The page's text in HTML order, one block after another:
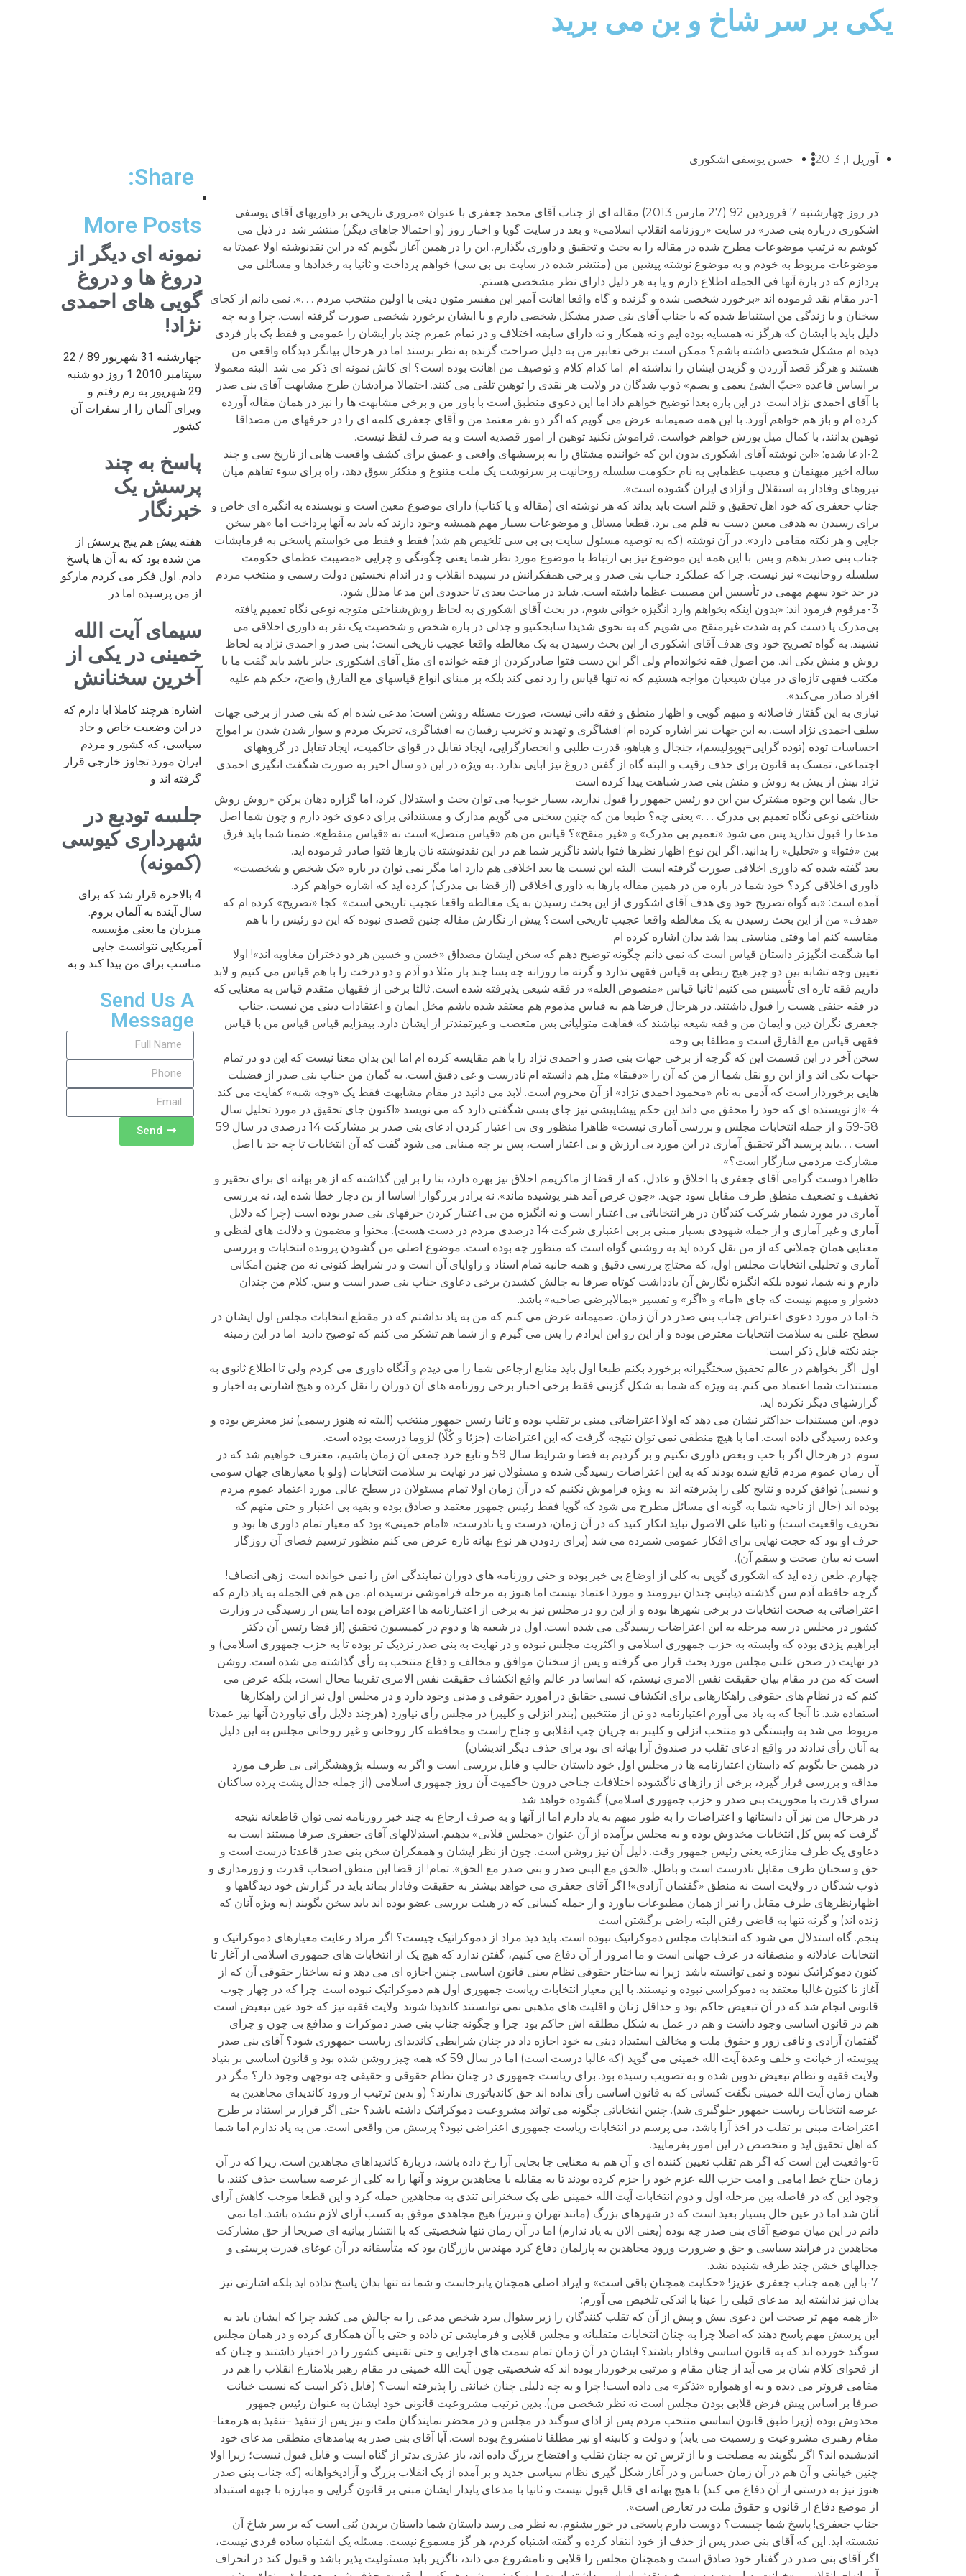
یکی بر سر شاخ و بن می برید
آوریل 1, 2013 حسن یوسفی اشکوری
در روز چهارشنبه 7 فروردین 92 (27 مارس 2013) مقاله ای از جناب آقای محمد جعفری با عنوان «مروری تاریخی بر داوریهای آقای یوسفی
اشکوری درباره بنی صدر» در سایت «روزنامه انقلاب اسلامی» و بعد در سایت گویا و اخبار روز (و احتمالا جاهای دیگر) منتشر شد. در ذیل می
کوشم به ترتیب موضوعات مطرح شده در مقاله را به بحث و تحقیق و داوری بگذارم. این را در همین آغاز بگویم که در این نقدنوشته اولا عمدتا به
موضوعات مربوط به خودم و به موضوع نوشته پیشین من (منتشر شده در سایت بی بی سی) خواهم پرداخت و ثانیا به رخدادها و مسائلی می
پردازم که در بارة آنها فی الجمله اطلاع دارم و یا به هر دلیل دارای نظر مشخصی هستم.
1-در مقام نقد فرموده اند «برخورد شخصی شده و گزنده و گاه واقعا اهانت آمیز این مفسر متون دینی با اولین منتخب مردم . . .». نمی دانم از کجای
سخنان و یا زندگی من استنباط شده که با جناب آقای بنی صدر مشکل شخصی دارم و با ایشان برخورد شخصی صورت گرفته است. چرا و به چه
دلیل باید با ایشان که هرگز نه همسایه بوده ایم و نه همکار و نه دارای سابقه اختلاف و در تمام عمرم چند بار ایشان را عمومی و فقط یک بار فردی
دیده ام مشکل شخصی داشته باشم؟ ممکن است برخی تعابیر من به دلیل صراحت گزنده به نظر برسند اما در هرحال بیانگر دیدگاه واقعی من
هستند و هرگز قصد آزردن و گزیدن ایشان را نداشته ام. اما کدام کلام و توصیف من اهانت بوده است؟ ای کاش نمونه ای ذکر می شد. البته معمولا
بر اساس قاعده «حبّ الشئ یعمی و یصم» ذوب شدگان در ولایت هر نقدی را توهین تلفی می کنند. احتمالا مرادشان طرح مشابهت آقای بنی صدر
با آقای احمدی نژاد است. در این باره بعدا توضیح خواهم داد اما این دعوی منطبق است با باور من و برخی مشابهت ها را نیز در همان مقاله آورده
کرده ام و باز هم خواهم آورد. با این همه صمیمانه عرض می گویم که اگر دو نفر معتمد من و آقای جعفری کلمه ای را در حرفهای من مصداقا
توهین بدانند، با کمال میل پوزش خواهم خواست. فراموش نکنید توهین از امور قصدیه است و به صرف لفظ نیست.
2-ادعا شده: «این نوشته آقای اشکوری بدون این که خواننده مشتاق را به پرسشهای واقعی و عمیق برای کشف واقعیت هایی از تاریخ سی و چند
ساله اخیر میهنمان و مصیب عظمایی به نام حکومت سلسله روحانیت بر سرنوشت یک ملت متنوع و متکثر سوق دهد، راه برای سوء تفاهم میان
نیروهای وفادار به استقلال و آزادی ایران گشوده است».
جناب حعفری که خود اهل تحقیق و قلم است باید بداند که هر نوشته ای (مقاله و یا کتاب) دارای موضوع معین است و نویسنده به انگیزه ای خاص و
برای رسیدن به هدفی معین دست به قلم می برد. قطعا مسائل و موضوعات بسیار مهم همیشه وجود دارند که باید به آنها پرداخت اما «هر سخن
جایی و هر نکته مقامی دارد». در آن نوشته (که به توصیه مسئول سایت بی بی سی تلخیص هم شد) فقط و فقط می خواستم پاسخی به فرمایشات
جناب بنی صدر بدهم و بس. با این همه این موضوع نیز بی ارتباط با موضوع مورد نظر شما یعنی چگونگی و چرایی «مصیبت عظمای حکومت
سلسله روحانیت» نیز نیست. چرا که عملکرد جناب بنی صدر و برخی همفکرانش در سپیده انقلاب و در اندام نخستین دولت رسمی و منتخب مردم
در حد خود سهم مهمی در تأسیس این مصیبت عظما داشته است. شاید در مباحث بعدی تا حدودی این مدعا مدلل شود.
3-مرقوم فرمود اند: «بدون اینکه بخواهم وارد انگیزه خوانی شوم، در بحث آقای اشکوری به لحاظ روش‌شناختی متوجه نوعی نگاه تعمیم یافته
بی‌مدرک یا دست کم به شدت غیرمنقح می شویم که به نحوی شدیدا سابجکتیو و جدلی در باره شخص و شخصیت‌ یک نفر به داوری اخلاقی می
نشیند. به گواه تصریح خود وی هدف آقای اشکوری از این بحث رسیدن به یک مغالطه واقعا عجیب تاریخی است؛ بنی صدر و احمدی نژاد به لحاظ
روش و منش یکی اند. من اصول فقه نخوانده‌ام ولی اگر این دست فتوا صادرکردن از فقه خوانده ای مثل آقای اشکوری جایز باشد باید گفت ما با
مکتب فقهی تازه‌ای در میان شیعیان مواجه هستیم که نه تنها قیاس را رد نمی کند بلکه بر مبنای انواع قیاسهای مع الفارق واضح، حکم هم علیه
افراد صادر می‌کند».
نیازی به این گفتار فاضلانه و مبهم گویی و اظهار منطق و فقه دانی نیست، صورت مسئله روشن است: مدعی شده ام که بنی صدر از برخی جهات
سلف احمدی نژاد است. به این جهات نیز اشاره کرده ام: افشاگری و تهدید و تخریب رقیبان به افشاگری، تحریک مردم و سوار شدن شدن بر امواج
احساسات توده (توده گرایی=پوپولیسم)، جنجال و هیاهو، قدرت طلبی و انحصارگرایی، ایجاد تقابل در قوای حاکمیت، ایجاد تقابل در گروههای
اجتماعی، تمسک به قانون برای حذف رقیب و البته گاه از گفتن دروغ نیز ابایی ندارد. به ویژه در این دو سال اخیر به صورت شگفت انگیزی احمدی
نژاد بیش از پیش به روش و منش بنی صدر شباهت پیدا کرده است.
حال شما این وجوه مشترک بین این دو رئیس جمهور را قبول ندارید، بسیار خوب! می توان بحث و استدلال کرد، اما گزاره دهان پرکن «روش روش
شناختی نوعی نگاه تعمیم بی مدرک . . .» یعنی چه؟ طبعا من که چنین سخنی می گویم مدارک و مستنداتی برای دعوی خود دارم و چون شما اصل
مدعا را قبول ندارید پس می شود «تعمیم بی مدرک» و «غیر منقح»؟ قیاس من هم «قیاس متصل» است نه «قیاس منقطع». ضمنا شما باید فرق
بین «فتوا» و «تحلیل» را بدانید. اگر این نوع اظهار نظرها فتوا باشد ناگزیر شما هم در این نقدنوشته تان بارها فتوا صادر فرموده اید.
بعد گفته شده که داوری اخلاقی صورت گرفته است. البته این نسبت ها بعد اخلاقی هم دارد اما مگر نمی توان در باره «یک شخص و شخصیت»
داوری اخلاقی کرد؟ خود شما در باره من در همین مقاله بارها به داوری اخلاقی (از قضا بی مدرک) کرده اید که اشاره خواهم کرد.
آمده است: «به گواه تصریح خود وی هدف آقای اشکوری از این بحث رسیدن به یک مغالطه واقعا عجیب تاریخی است». کجا «تصریح» کرده ام که
«هدف» من از این بحث رسیدن به یک مغالطه واقعا عجیب تاریخی است؟ پیش از نگارش مقاله چنین قصدی نبوده که این دو رئیس را با هم
مقایسه کنم اما وقتی مناستی پیدا شد بدان اشاره کرده ام.
اما شگفت انگیزتر داستان قیاس است که نمی دانم چگونه توضیح دهم که سخن ایشان مصداق «خسن و خسین هر دو دختران مغاویه اند»! اولا
تعیین وجه تشابه بین دو چیز هیچ ربطی به قیاس فقهی ندارد و گرنه ما روزانه چه بسا چند بار مثلا دو آدم و دو درخت را با هم قیاس می کنیم و لابد
داریم فقه تازه ای تأسیس می کنیم! ثانیا قیاس «منصوص العله» در فقه شیعی پذیرفته شده است. ثالثا برخی از فقیهان متقدم قیاس به معنایی که
در فقه حنفی هست را قبول داشتند. در هرحال فرضا هم به قیاس مذموم هم معتقد شده باشم مخل ایمان و اعتقادات دینی من نیست. جناب
جعفری نگران دین و ایمان من و فقه شیعه نباشند که فقاهت متولیانی بس متعصب و غیرتمندتر از ایشان دارد. بیفزایم قیاس قیاس من با قیاس
فقهی قیاس مع الفارق است و مطلقا بی وجه.
سخن آخر در این قسمت این که گرچه از برخی جهات بنی صدر و احمدی نژاد را با هم مقایسه کرده ام اما این بدان معنا نیست که این دو در تمام
جهات یکی اند و از این رو نقل شما از من که آن را «دقیقا» مثل هم دانسته ام نادرست و غی دقیق است. به گمان من جناب بنی صدر از فضیلت
هایی برخوردار است که آدمی به نام «محمود احمدی نژاد» از آن محروم است. لابد می دانید در مقام مشابهت فقط یک «وجه شبه» کفایت می کند.
4-«از نویسنده ای که خود را محقق می داند این حکم پیشاپیشی نیز جای بسی شگفتی دارد که می نویسد «اکنون جای تحقیق در مورد تحلیل سال
58-59 و از جمله انتخابات مجلس و بررسی آماری نیست» ظاهرا منظور وی بی اعتبار کردن ادعای بنی صدر بر مشارکت 14 درصدی در سال 59
است . . .باید پرسید اگر تحقیق آماری در این مورد بی ارزش و بی اعتبار است، پس بر چه مبنایی می شود گفت که آن انتخابات تا چه حد با اصل
مشارکت مردمی سازگار است؟».
ظاهرا دوست گرامی آقای جعفری با اخلاق و عادل، که از قضا از ماکزیمم اخلاق نیز بهره دارد، بنا را بر این گذاشته که از هر بهانه ای برای تحقیر و
تخفیف و تضعیف منطق طرف مقابل سود جوید. «چون غرض آمد هنر پوشیده ماند». نه برادر بزرگوار! اساسا از بن دچار خطا شده اید، نه بررسی
آماری در مورد شمار شرکت کندگان در هر انتخاباتی بی اعتبار است و نه انگیزه من بی اعتبار کردن حرفهای بنی صدر بوده است (چرا که دلایل
آماری و غیر آماری و از جمله شهودی بسیار مبنی بر بی اعتباری شرکت 14 درصدی مردم در دست هست). محتوا و مضمون و دلالت های لفظی و
معنایی همان جملاتی که از من نقل کرده اید به روشنی گواه است که منظور چه بوده است. موضوع اصلی من گشودن پرونده انتخابات و بررسی
آماری و تحلیلی انتخابات مجلس اول، که محتاج بررسی دقیق و همه جانبه تمام اسناد و زاوایای آن است و در شرایط کنونی نه من چنین امکانی
دارم و نه شما، نبوده بلکه انگیزه نگارش آن یادداشت کوتاه صرفا به چالش کشیدن برخی دعاوی جناب بنی صدر است و بس. کلام من چندان
دشوار و مبهم نیست که جای «اما» و «اگر» و تفسیر «بمالایرضی صاحبه» باشد.
5-اما در مورد دعوی اعتراض جناب بنی صدر در آن زمان. صمیمانه عرض می کنم که من به یاد نداشتم که در مقطع انتخابات مجلس اول ایشان در
سطح علنی به سلامت انتخابات معترض بوده و از این رو این ایرادم را پس می گیرم و از شما هم تشکر می کنم که توضیح دادید. اما در این زمینه
چند نکته قابل ذکر است:
اول. اگر بخواهم در عالم تحقیق سختگیرانه برخورد بکنم طبعا اول باید منابع ارجاعی شما را می دیدم و آنگاه داوری می کردم ولی تا اطلاع ثانوی به
مستندات شما اعتماد می کنم. به ویژه که شما به شکل گزینی فقط برخی اخبار برخی روزنامه های آن دوران را نقل کرده و هیچ اشارتی به اخبار و
گزارشهای دیگر نکرده اید.
دوم. این مستندات جداکثر نشان می دهد که اولا اعتراضاتی مبنی بر تقلب بوده و ثانیا رئیس جمهور منتخب (البته نه هنوز رسمی) نیز معترض بوده و
وعده رسیدگی داده است. اما با هیچ منطقی نمی توان نتیجه گرفت که این اعتراضات (جزئا و کُلّا) لزوما درست بوده است.
سوم. در هرحال اگر با حب و بغض داوری نکنیم و بر گردیم به فضا و شرایط سال 59 و تابع خرد جمعی آن زمان باشیم، معترف خواهیم شد که در
آن زمان عموم مردم قانع شده بودند که به این اعتراضات رسیدگی شده و مسئولان نیز در نهایت بر سلامت انتخابات (ولو با معیارهای جهان سومی
و نسبی) توافق کرده و نتایج کلی را پذیرفته اند. به ویژه فراموش نکنیم که در آن زمان اولا تمام مسئولان در سطح عالی مورد اعتماد عموم مردم
بوده اند (حال از ناحیه شما به گونه ای مسائل مطرح می شود که گویا فقط رئیس جمهور معتمد و صادق بوده و بقیه بی اعتبار و حتی متهم که
تحریف واقعیت است) و ثانیا علی الاصول نباید انکار کنید که در آن زمان، درست و یا نادرست، «امام خمینی» بود که معیار تمام داوری ها بود و
حرف او بود که حجت نهایی برای افکار عمومی شمرده می شد (برای زدودن هر نوع بهانه تازه عرض می کنم منظور ترسیم فضای آن روزگار
است نه بیان صحت و سقم آن).
چهارم. طعن زده اید که اشکوری گویی به کلی از اوضاع بی خبر بوده و حتی روزنامه های دوران نمایندگی اش را نمی خوانده است. زهی انصاف!
گرچه حافظه آدم سن گذشته دیابتی چندان نیرومند و مورد اعتماد نیست اما هنوز به مرحله فراموشی نرسیده ام. من هم فی الجمله به یاد دارم که
اعتراضاتی به صحت انتخابات در برخی شهرها بوده و از این رو در مجلس نیز به برخی از اعتبارنامه ها اعتراض بوده اما پس از رسیدگی در وزارت
کشور در مجلس در سه مرحله به این اعتراضات رسیدگی می شده است. اول در شعبه ها و دوم در کمیسیون تحقیق (از قضا رئیس آن دکتر
ابراهیم یزدی بوده که وابسته به حزب جمهوری اسلامی و اکثریت مجلس نبوده و در نهایت به بنی صدر نزدیک تر بوده تا به حزب جمهوری اسلامی) و
در نهایت در صحن علنی مجلس مورد بحث قرار می گرفته و پس از سخنان موافق و مخالف و دفاع منتخب به رأی گذاشته می شده است. روشن
است که من در مقام بیان حقیقت نفس الامری نیستم، که اساسا در عالم واقع انکشاف حقیقت نفس الامری تقریبا محال است، بلکه عرض می
کنم که در نظام های حقوقی راهکارهایی برای انکشاف نسبی حقایق در امورد حقوقی و مدنی وجود دارد و در مجلس اول نیز از این راهکارها
استفاده شد. تا آنجا که به یاد می آورم اعتبارنامه دو تن از منتخبین (بندر انزلی و کلیبر) در مجلس رأی نیاورد (هرچند دلایل رأی نیاوردن آنها نیز عمدتا
مربوط می شد به وابستگی دو منتخب انزلی و کلیبر به جریان چپ انقلابی و جناح راست و محافظه کار روحانی و غیر روحانی مجلس به این دلیل
به آنان رأی ندادند در واقع ادعای تقلب در صندوق آرا بهانه ای بود برای حذف دیگر اندیشان).
در همین جا بگویم که داستان اعتبارنامه ها در مجلس اول خود داستان جالب و قابل بررسی است و اگر به وسیله پژوهشگرانی بی طرف مورد
مداقه و بررسی قرار گیرد، برخی از رازهای ناگشوده اختلافات جناحی درون حاکمیت آن روز جمهوری اسلامی (از جمله جدال پشت پرده ساکنان
سرای قدرت با محوریت بنی صدر و حزب جمهوری اسلامی) گشوده خواهد شد.
در هرحال من نیز آن داستانها و اعتراضات را به طور مبهم به یاد دارم اما از آنها و به صرف ارجاع به چند خبر روزنامه نمی توان قاطعانه نتیجه
گرفت که پس کل انتخابات مخدوش بوده و به مجلس برآمده از آن عنوان «مجلس قلابی» بدهیم. استدلالهای آقای جعفری صرفا مستند است به
دعاوی یک طرف منازعه یعنی رئیس جمهور وقت. دلیل آن نیز روشن است. چون از نظر ایشان و همفکران سخن بنی صدر قاعدتا درست است و
حق و سخنان طرف مقابل نادرست است و باطل. «الحق مع البنی صدر و بنی صدر مع الحق». تمام! از قضا این منطق اصحاب قدرت و زورمداری و
ذوب شدگان در ولایت است نه منطق «گفتمان آزادی»! اگر آقای جعفری می خواهد بیشتر به حقیقت وفادار بماند باید در گزارش خود دیدگاهها و
اظهارنظرهای طرف مقابل را نیز از همان مطبوعات بیاورد و از جمله کسانی که در هیئت بررسی عضو بوده اند باید سخن بگویند (به ویژه آنان که
زنده اند) و گرنه تنها به قاضی رفتن البته راضی برگشتن است.
پنجم. گاه استدلال می شود که انتخابات مجلس دموکراتیک نبوده است. باید دید مراد از دموکراتیک چیست؟ اگر مراد رعایت معیارهای دموکراتیک و
انتخابات عادلانه و منصفانه در عرف جهانی است و ما امروز از آن دفاع می کنیم، گفتن ندارد که هیچ یک از انتخابات های جمهوری اسلامی از آغاز تا
کنون دموکراتیک نبوده و نمی توانسته باشد. زیرا نه ساختار حقوقی نظام یعنی قانون اساسی چنین اجازه ای می دهد و نه ساختار حقوقی آن که از
آغاز تا کنون غالبا معتقد به دموکراسی نبوده و نیستند. با این معیار انتخابات ریاست جمهوری اول هم دموکراتیک نبوده است. چرا که در چهار چوب
قانونی انجام شد که در آن تبعیض حاکم بود و حداقل زنان و اقلیت های مذهبی نمی توانستند کاندیدا شوند. ولایت فقیه نیز که خود عین تبعیض است
هم در قانون اساسی وجود داشت و هم در عمل به شکل مطلقه اش حاکم بود. چرا و چگونه جناب بنی صدر دموکرات و مدافع بی چون و چرای
گفتمان آزادی و نافی زور و حقوق ملت و مخالف استبداد دینی به خود اجازه داد در چنان شرایطی کاندیدای ریاست جمهوری شود؟ آقای بنی صدر
پیوسته از خیانت و خلف وعدة آیت الله خمینی می گوید (که غالبا درست است) اما در سال 59 که همه چیز روشن شده بود و قانون اساسی بر بنیاد
ولایت فقیه و نظام تبعیض تدوین شده و به تصویب رسیده بود. برای ریاست جمهوری در چنان نظام حقوقی و حقیقی چه توجهی وجود دار؟ مگر در
همان زمان آیت الله خمینی نگفت کسانی که به قانون اساسی رأی نداده اند حق کاندیاتوری ندارند؟ (و بدین ترتیب از ورود کاندیدای مجاهدین به
عرصه انتخابات ریاست جمهور جلوگیری شد). چنین انتخاباتی چگونه می تواند مشروعیت دموکراتیک داشته باشد؟ حتی اگر قرار بر استناد بر طرح
اعتراضات مبنی بر تقلب در اخذ آرا باشد، می پرسم در انتخابات ریاست جمهوری اعتراضی نبود؟ پرسش من واقعی است. من به یاد ندارم اما شما
که اهل تحقیق اید و متخصص در این امور بفرمایید.
6-واقعیت این است که اگر هم تقلب تعیین کننده ای و آن هم به معنایی جا بجایی آرا رخ داده باشد، دربارة کاندیداهای مجاهدین است. زیرا که در آن
زمان جناح خط امامی و امت حزب الله عزم خود را جزم کرده بودند تا به مقابله با مجاهدین بروند و آنها را به کلی از عرصه سیاست حذف کنند. با
وجود این که در فاصله بین مرحله اول و دوم انتخابات آیت الله خمینی طی یک سخنرانی تندی به مجاهدین حمله کرد و این قطعا موجب کاهش آرای
آنان شد اما در عین حال بسیار بعید است که در شهرهای بزرگ (مانند تهران و تبریز) هیچ مجاهدی موفق به کسب آرای لازم نشده باشد. اما نمی
دانم در این میان موضع آقای بنی صدر چه بوده (یعنی الان به یاد ندارم) اما در آن زمان تنها شخصیتی که با انتشار بیانیه ای صریحا از حق مشارکت
مجاهدین در فرایند سیاسی و حق و ضرورت ورود مجاهدین به پارلمان دفاع کرد مهندس بازرگان بود که متأسفانه در آن غوغای قدرت پرستی و
جدالهای خشن چند طرفه شنیده نشد.
7-با این همه جناب جعفری عزیز! «حکایت همچنان باقی است» و ایراد اصلی همچنان پابرجاست و شما نه تنها بدان پاسخ نداده اید بلکه اشارتی نیز
بدان نیز نداشته اید. مدعای قبلی را عینا با اندکی تلخیص می آورم:
«از همه مهم تر صحت این دعوی بیش و پیش از آن که تقلب کنندگان را زیر سئوال ببرد شخص مدعی را به چالش می کشد چرا که ایشان باید به
این پرسش مهم پاسخ دهند که اصلا چرا به چنان انتخابات متقلبانه و مجلس قلابی و فرمایشی تن داده و حتی با آن همکاری کرده و در همان مجلس
سوگند خورده اند که به قانون اساسی وفادار باشند؟ ایشان در آن زمان تمام سمت های اجرایی و حتی تقنینی کشور را در اختیار داشتند و چنان که
از فحوای کلام شان بر می آید از چنان مقام و مرتبی برخوردار بوده اند که شخصیتی چون آیت الله خمینی در مقام رهبر بلامنازع انقلاب را هم در
مقامی فروتر می دیده و به او همواره «تذکر» می داده است! چرا و به چه دلیلی چنان خیانتی را پذیرفته است؟ (قابل ذکر است که نسبت خیانت
صرفا بر اساس پیش فرض قلابی بودن مجلس است نه نظر شخصی من). بدین ترتیب مشروعیت قانونی خود ایشان به عنوان رئیس جمهور
مخدوش بوده (زیرا طبق قانون اساسی منتحب مردم پس از ادای سوگند در مجلس و در محضر نمایندگان ملت و نیز پس از تنفیذ –تنفیذ به هرمعنا-
مقام رهبری مشروعیت و رسمیت می یابد) و دولت و کابینه او نیز مطلقا نامشروع بوده است. آیا آقای بنی صدر به پیامدهای منطقی مدعای خود
اندیشیده اند؟ اگر بگویند به مصلحت و یا از ترس تن به چنان تقلب و افتضاح بزرگ داده اند، باز عذری بدتر از گناه است و قابل قبول نیست؛ زیرا اولا
چنین خیانتی و آن هم در آن زمان حساس و در آغاز شکل گیری نظام سیاسی جدید و بر آمده از یک انقلاب بزرگ و آزادیخواهانه (که جناب بنی صدر
هنوز نیز به درستی از آن دفاع می کند) با هیچ بهانه ای قابل قبول نیست و ثانیا با مدعای پایدار ایشان مبنی بر قانون گرایی و مبارزه با جبهه استبداد
از موضع دفاع از قانون و حقوق ملت در تعارض است».
جناب جعفری! پاسخ شما چیست؟ دوست دارم پاسخی در خور بشنوم. به نظر می رسد داستان شما داستان بریدن بُنی است که بر سر شاخ آن
نشسته اید. این که آقای بنی صدر پس از حذف از خود انتقاد کرده و گفته اشتباه کردم، هر گز مسموع نیست. مسئله یک اشتباه ساده فردی نیست،
اگر آقای بنی صدر در گفتار خود صادق است و همچنان مجلس را قلابی و نامشروع می داند، ناگزیر باید مسئولیت پذیر باشد و قبول کند در انحراف
Share:
More Posts
نمونه ای دیگر از
دروغ ها و دروغ
گویی های احمدی
نژاد!
چهارشنبه 31 شهریور 89 / 22
سپتامبر 2010 1 روز دو شنبه
29 شهریور به رم رفتم و
ویزای آلمان را از سفرات آن
کشور
پاسخ به چند
پرسش یک
خبرنگار
هفته پیش هم پنج پرسش از
من شده بود که به آن ها پاسخ
دادم. اول فکر می کردم مارکو
از من پرسیده اما در
سیمای آیت الله
خمینی در یکی از
آخرین سخنانش
اشاره: هرچند کاملا ابا دارم که
در این وضعیت خاص و حاد
سیاسی، که کشور و مردم
ایران مورد تجاوز خارجی قرار
گرفته اند و
جلسه تودیع در
شهرداری کیوسی
(کمونه)
4 بالاخره قرار شد که برای
سال آینده به آلمان بروم.
میزبان ما یعنی مؤسسه
آمریکایی نتوانست جایی
مناسب برای من پیدا کند و به
Send Us A
Message
Send